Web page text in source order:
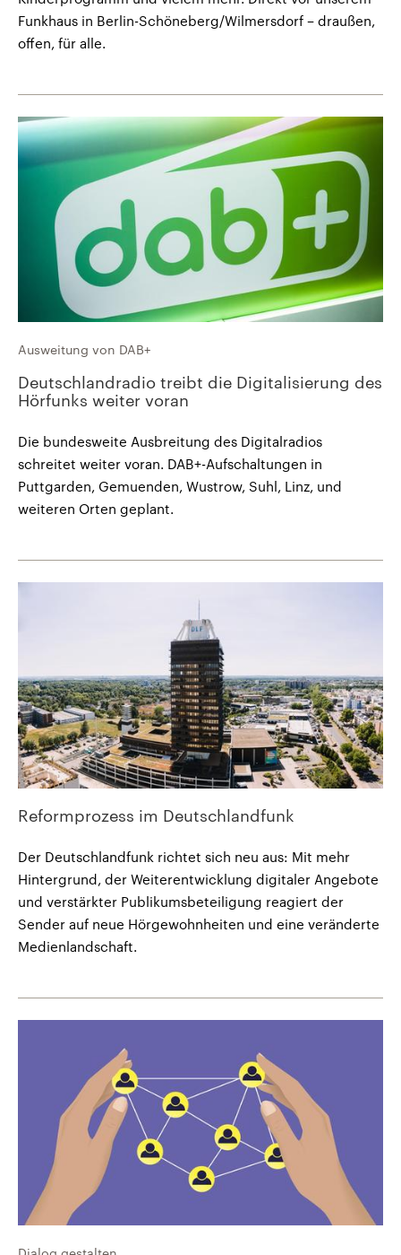
Funkhaus in Berlin-Schöneberg/Wilmersdorf – draußen,
offen, für alle.
Ausweitung von DAB+
Deutschlandradio treibt die Digitalisierung des
Hörfunks weiter voran
Die bundesweite Ausbreitung des Digitalradios
schreitet weiter voran. DAB+-Aufschaltungen in
Puttgarden, Gemuenden, Wustrow, Suhl, Linz, und
weiteren Orten geplant.
Reformprozess im Deutschlandfunk
Der Deutschlandfunk richtet sich neu aus: Mit mehr
Hintergrund, der Weiterentwicklung digitaler Angebote
und verstärkter Publikumsbeteiligung reagiert der
Sender auf neue Hörgewohnheiten und eine veränderte
Medienlandschaft.